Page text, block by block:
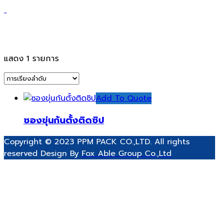
แสดง 1 รายการ
Add To Quote
ซองขุ่นก้นตั้งติดซิป
Copyright © 2023 PPM PACK CO.,LTD. All rights
reserved Design By Fox Able Group Co.,Ltd